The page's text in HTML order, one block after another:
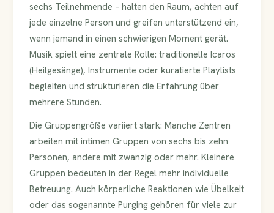
sechs Teilnehmende – halten den Raum, achten auf
jede einzelne Person und greifen unterstützend ein,
wenn jemand in einen schwierigen Moment gerät.
Musik spielt eine zentrale Rolle: traditionelle Icaros
(Heilgesänge), Instrumente oder kuratierte Playlists
begleiten und strukturieren die Erfahrung über
mehrere Stunden.
Die Gruppengröße variiert stark: Manche Zentren
arbeiten mit intimen Gruppen von sechs bis zehn
Personen, andere mit zwanzig oder mehr. Kleinere
Gruppen bedeuten in der Regel mehr individuelle
Betreuung. Auch körperliche Reaktionen wie Übelkeit
oder das sogenannte Purging gehören für viele zur